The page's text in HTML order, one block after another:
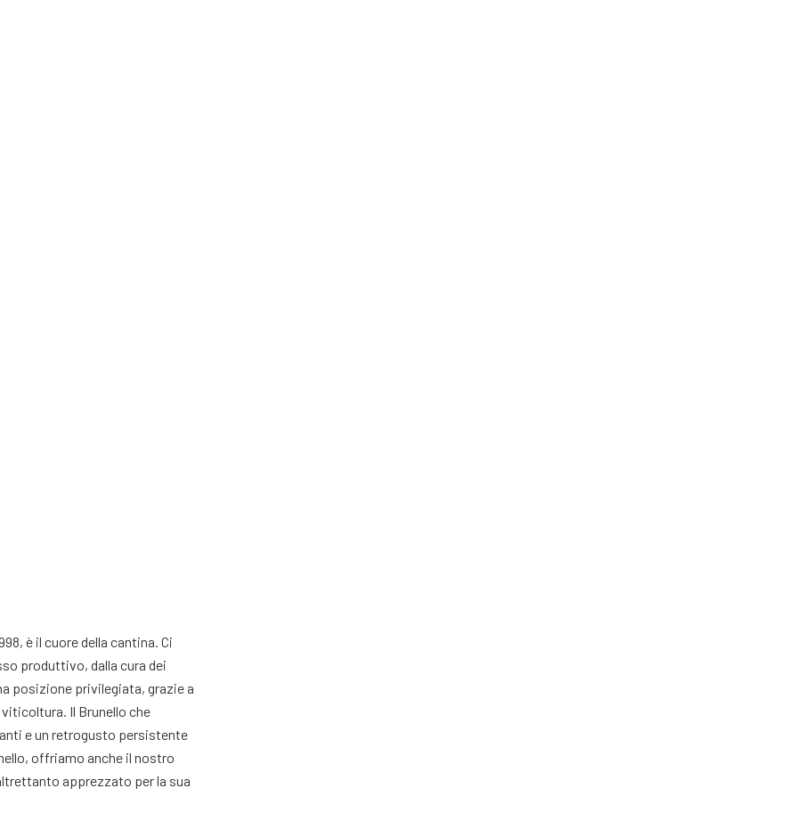
è il cuore della cantina. Ci
produttivo, dalla cura dei
posizione privilegiata, grazie a
Il Brunello che
e un retrogusto persistente
offriamo anche il nostro
apprezzato per la sua